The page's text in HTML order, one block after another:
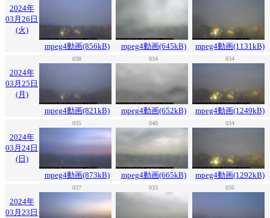
2024年
03月26日
(火)
mpeg4動画(856kB)
mpeg4動画(645kB) mpeg4動画(1131kB)
038 034 034
2024年
03月25日
(月)
mpeg4動画(821kB)
mpeg4動画(652kB) mpeg4動画(1249kB)
035 040 034
2024年
03月24日
(日)
mpeg4動画(873kB)
mpeg4動画(665kB) mpeg4動画(1292kB)
037 033 036
2024年
03月23日